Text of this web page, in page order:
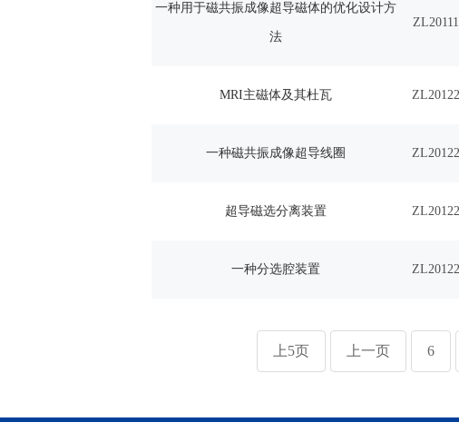
一种用于磁共振成像超导磁体的优化设计方
法
MRI主磁体及其杜瓦
一种磁共振成像超导线圈
超导磁选分离装置
一种分选腔装置
上5页 上一页 6